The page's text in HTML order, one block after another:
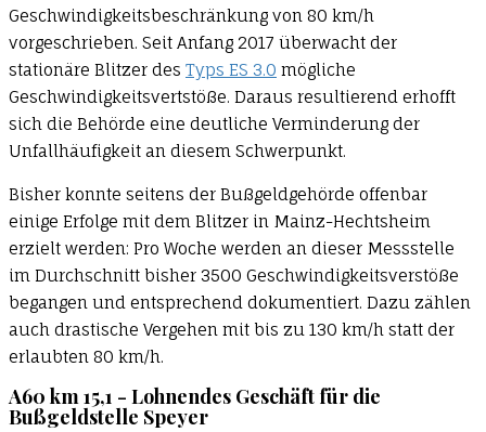
Geschwindigkeitsbeschränkung von 80 km/h
vorgeschrieben. Seit Anfang 2017 überwacht der
stationäre Blitzer des Typs ES 3.0 mögliche
Geschwindigkeitsvertstöße. Daraus resultierend erhofft
sich die Behörde eine deutliche Verminderung der
Unfallhäufigkeit an diesem Schwerpunkt.
Bisher konnte seitens der Bußgeldgehörde offenbar
einige Erfolge mit dem Blitzer in Mainz-Hechtsheim
erzielt werden: Pro Woche werden an dieser Messstelle
im Durchschnitt bisher 3500 Geschwindigkeitsverstöße
begangen und entsprechend dokumentiert. Dazu zählen
auch drastische Vergehen mit bis zu 130 km/h statt der
erlaubten 80 km/h.
A60 km 15,1 - Lohnendes Geschäft für die
Bußgeldstelle Speyer